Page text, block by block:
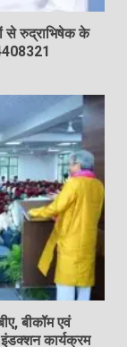
से रुद्राभिषेक के
बीकॉम एवं
कार्यक्रम